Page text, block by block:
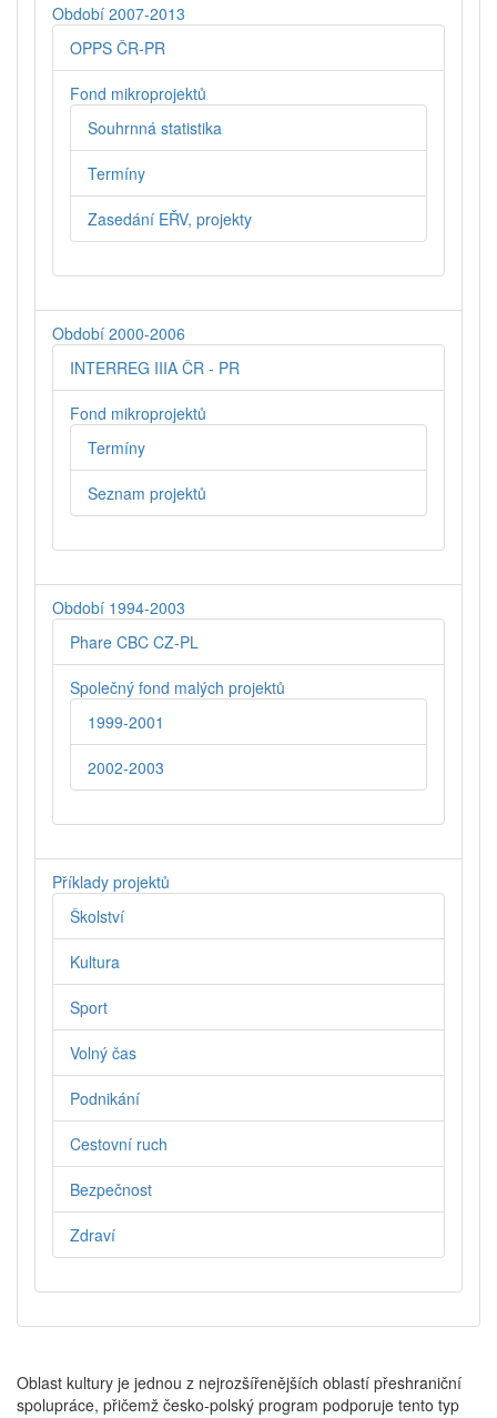
Období 2007-2013
OPPS ČR-PR
Fond mikroprojektů
Souhrnná statistika
Termíny
Zasedání EŘV, projekty
Období 2000-2006
INTERREG IIIA ČR - PR
Fond mikroprojektů
Termíny
Seznam projektů
Období 1994-2003
Phare CBC CZ-PL
Společný fond malých projektů
1999-2001
2002-2003
Příklady projektů
Školství
Kultura
Sport
Volný čas
Podnikání
Cestovní ruch
Bezpečnost
Zdraví
Oblast kultury je jednou z nejrozšířenějších oblastí přeshraniční
spolupráce, přičemž česko-polský program podporuje tento typ